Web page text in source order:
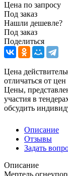
Цена по запросу
Под заказ
Нашли дешевле?
Под заказ
Поделиться
Цена
отличаться от
Цены,
участия в
обсудить
Описание
Отзывы
Задать
Описание